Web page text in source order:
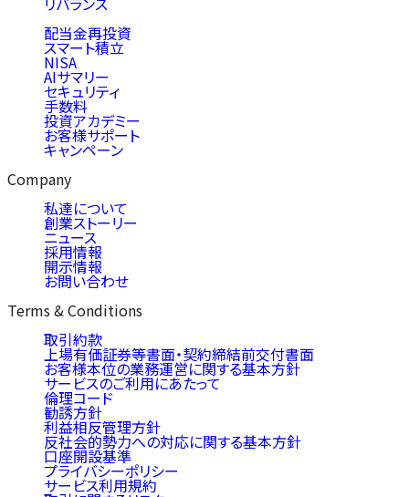
配当金再投資
スマート積立
NISA
AIサマリー
セキュリティ
手数料
投資アカデミー
お客様サポート
キャンペーン
Company
私達について
創業ストーリー
ニュース
採用情報
開示情報
お問い合わせ
Terms & Conditions
取引約款
上場有価証券等書面・契約締結前交付書面
お客様本位の業務運営に関する基本方針
サービスのご利用にあたって
倫理コード
勧誘方針
利益相反管理方針
反社会的勢力への対応に関する基本方針
口座開設基準
プライバシーポリシー
サービス利用規約